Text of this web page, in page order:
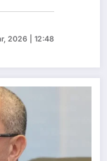
[…]
2026 | 12:48